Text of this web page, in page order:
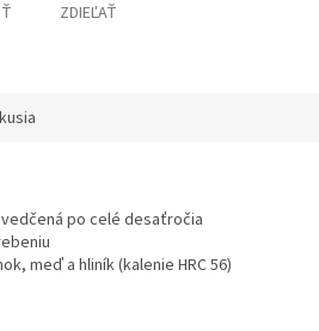
ZDIEĽAŤ
po celé desaťročia
meď a hliník (kalenie HRC 56)